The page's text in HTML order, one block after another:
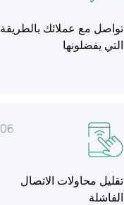
تواصل مع عملائك بالطريقة
التي يفضلونها
06
تقليل محاولات الاتصال
الفاشلة